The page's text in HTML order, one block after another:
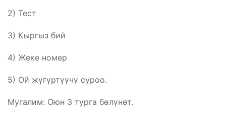
2) Тест
3) Кыргыз бий
4) Жеке номер
5) Ой жүгүртүүчү суроо.
Мугалим: Оюн 3 турга бөлүнөт.